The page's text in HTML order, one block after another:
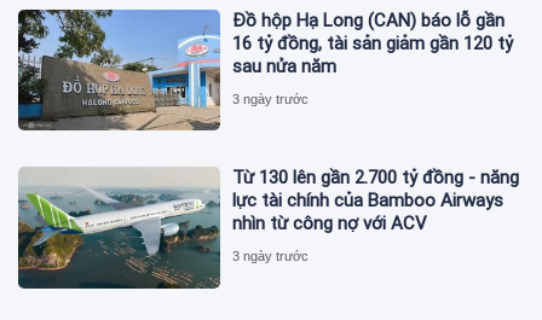
Đồ hộp Hạ Long (CAN) báo lỗ gần
16 tỷ đồng, tài sản giảm gần 120 tỷ
sau nửa năm
3 ngày trước
Từ 130 lên gần 2.700 tỷ đồng - năng
lực tài chính của Bamboo Airways
nhìn từ công nợ với ACV
3 ngày trước